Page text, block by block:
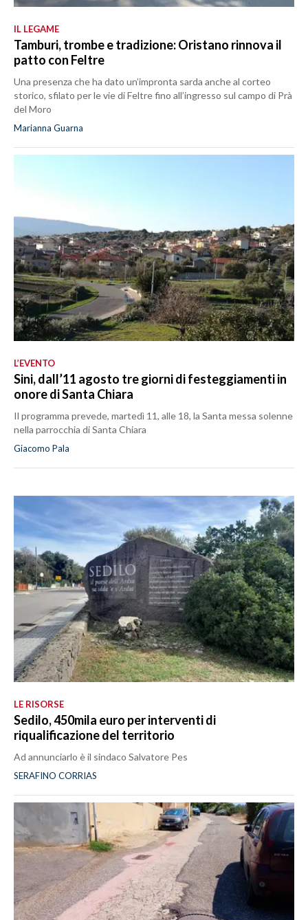
IL LEGAME
Tamburi, trombe e tradizione: Oristano rinnova il
patto con Feltre
Una presenza che ha dato un’impronta sarda anche al corteo
storico, sfilato per le vie di Feltre fino all’ingresso sul campo di Prà
del Moro
Marianna Guarna
L’EVENTO
Sini, dall’11 agosto tre giorni di festeggiamenti in
onore di Santa Chiara
Il programma prevede, martedì 11, alle 18, la Santa messa solenne
nella parrocchia di Santa Chiara
Giacomo Pala
LE RISORSE
Sedilo, 450mila euro per interventi di
riqualificazione del territorio
Ad annunciarlo è il sindaco Salvatore Pes
SERAFINO CORRIAS